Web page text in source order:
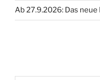
Ab 27.9.2026: Das